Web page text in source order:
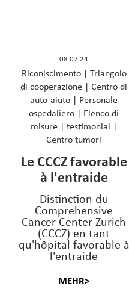
08.07.24
Riconiscimento| Triangolo
di cooperazione | Centro di
auto-aiuto | Personale
ospedaliero | Elenco di
misure | testimonial |
Centro tumori
Le CCCZ favorable
à l'entraide
Distinction du
Comprehensive
Cancer Center Zurich
(CCCZ) en tant
qu'hôpital favorable à
l'entraide
MEHR>